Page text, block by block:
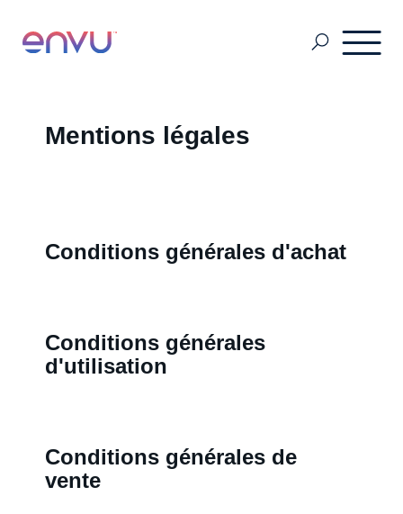
À propos
Hygiène Rurale
Mentions légales
Conditions générales d'achat
Conditions générales
d'utilisation
Conditions générales de
vente